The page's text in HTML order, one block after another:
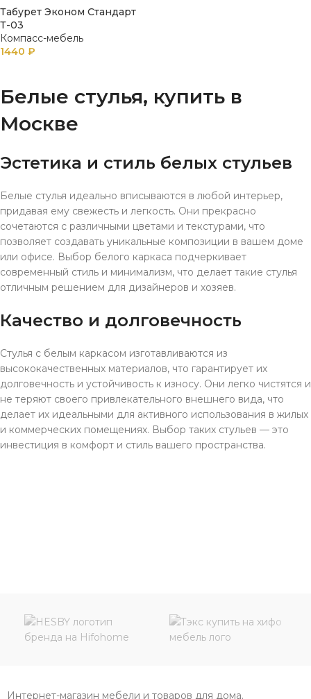
Табурет Эконом Стандарт
Т-03
Компасс-мебель
1440 ₽
Белые стулья, купить в
Москве
Эстетика и стиль белых стульев
Белые стулья идеально вписываются в любой интерьер,
придавая ему свежесть и легкость. Они прекрасно
сочетаются с различными цветами и текстурами, что
позволяет создавать уникальные композиции в вашем доме
или офисе. Выбор белого каркаса подчеркивает
современный стиль и минимализм, что делает такие стулья
отличным решением для дизайнеров и хозяев.
Качество и долговечность
Стулья с белым каркасом изготавливаются из
высококачественных материалов, что гарантирует их
долговечность и устойчивость к износу. Они легко чистятся и
не теряют своего привлекательного внешнего вида, что
делает их идеальными для активного использования в жилых
и коммерческих помещениях. Выбор таких стульев — это
инвестиция в комфорт и стиль вашего пространства.
Интернет-магазин мебели и товаров для дома.